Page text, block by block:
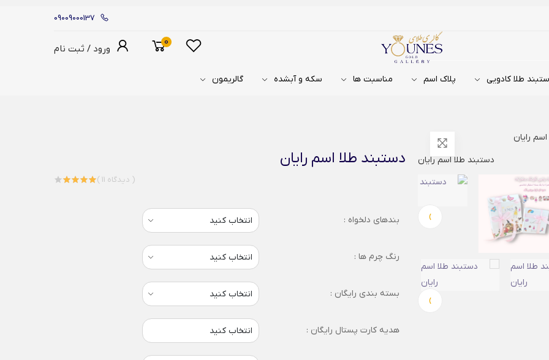
09009000137
ورود / ثبت نام
0
طلا کادویی پلاک اسم مناسبت ها سکه و آبشده گالریمون
رایان
›
›
دستبند طلا اسم رایان
( 11 دیدگاه )
بندهای دلخواه :
رنگ چرم ها :
بسته بندی رایگان :
هدیه کارت پستال رایگان : انتخاب کنید